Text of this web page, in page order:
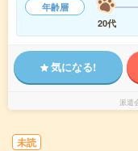
年齢層
20代
気になる!
派遣
未読